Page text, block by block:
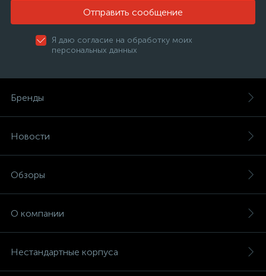
Отправить сообщение
Я даю согласие на обработку моих
персональных данных
Бренды
Новости
Обзоры
О компании
Нестандартные корпуса